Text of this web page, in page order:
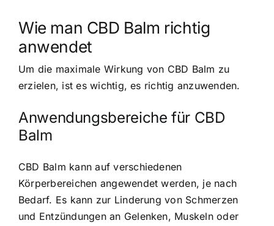
Wie man CBD Balm richtig
anwendet
Um die maximale Wirkung von CBD Balm zu
erzielen, ist es wichtig, es richtig anzuwenden.
Anwendungsbereiche für CBD
Balm
CBD Balm kann auf verschiedenen
Körperbereichen angewendet werden, je nach
Bedarf. Es kann zur Linderung von Schmerzen
und Entzündungen an Gelenken, Muskeln oder